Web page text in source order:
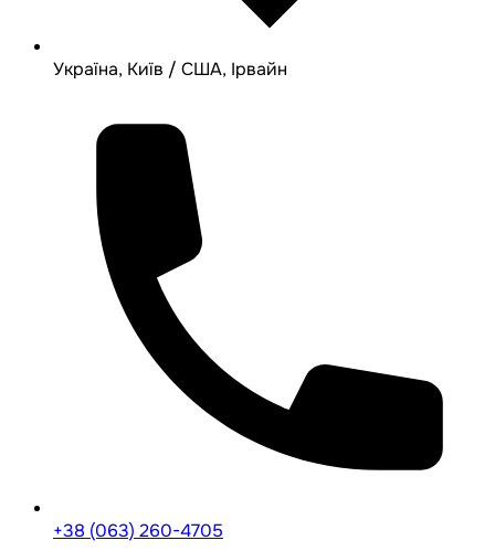
Україна, Київ / США, Ірвайн
+38 (063) 260-4705